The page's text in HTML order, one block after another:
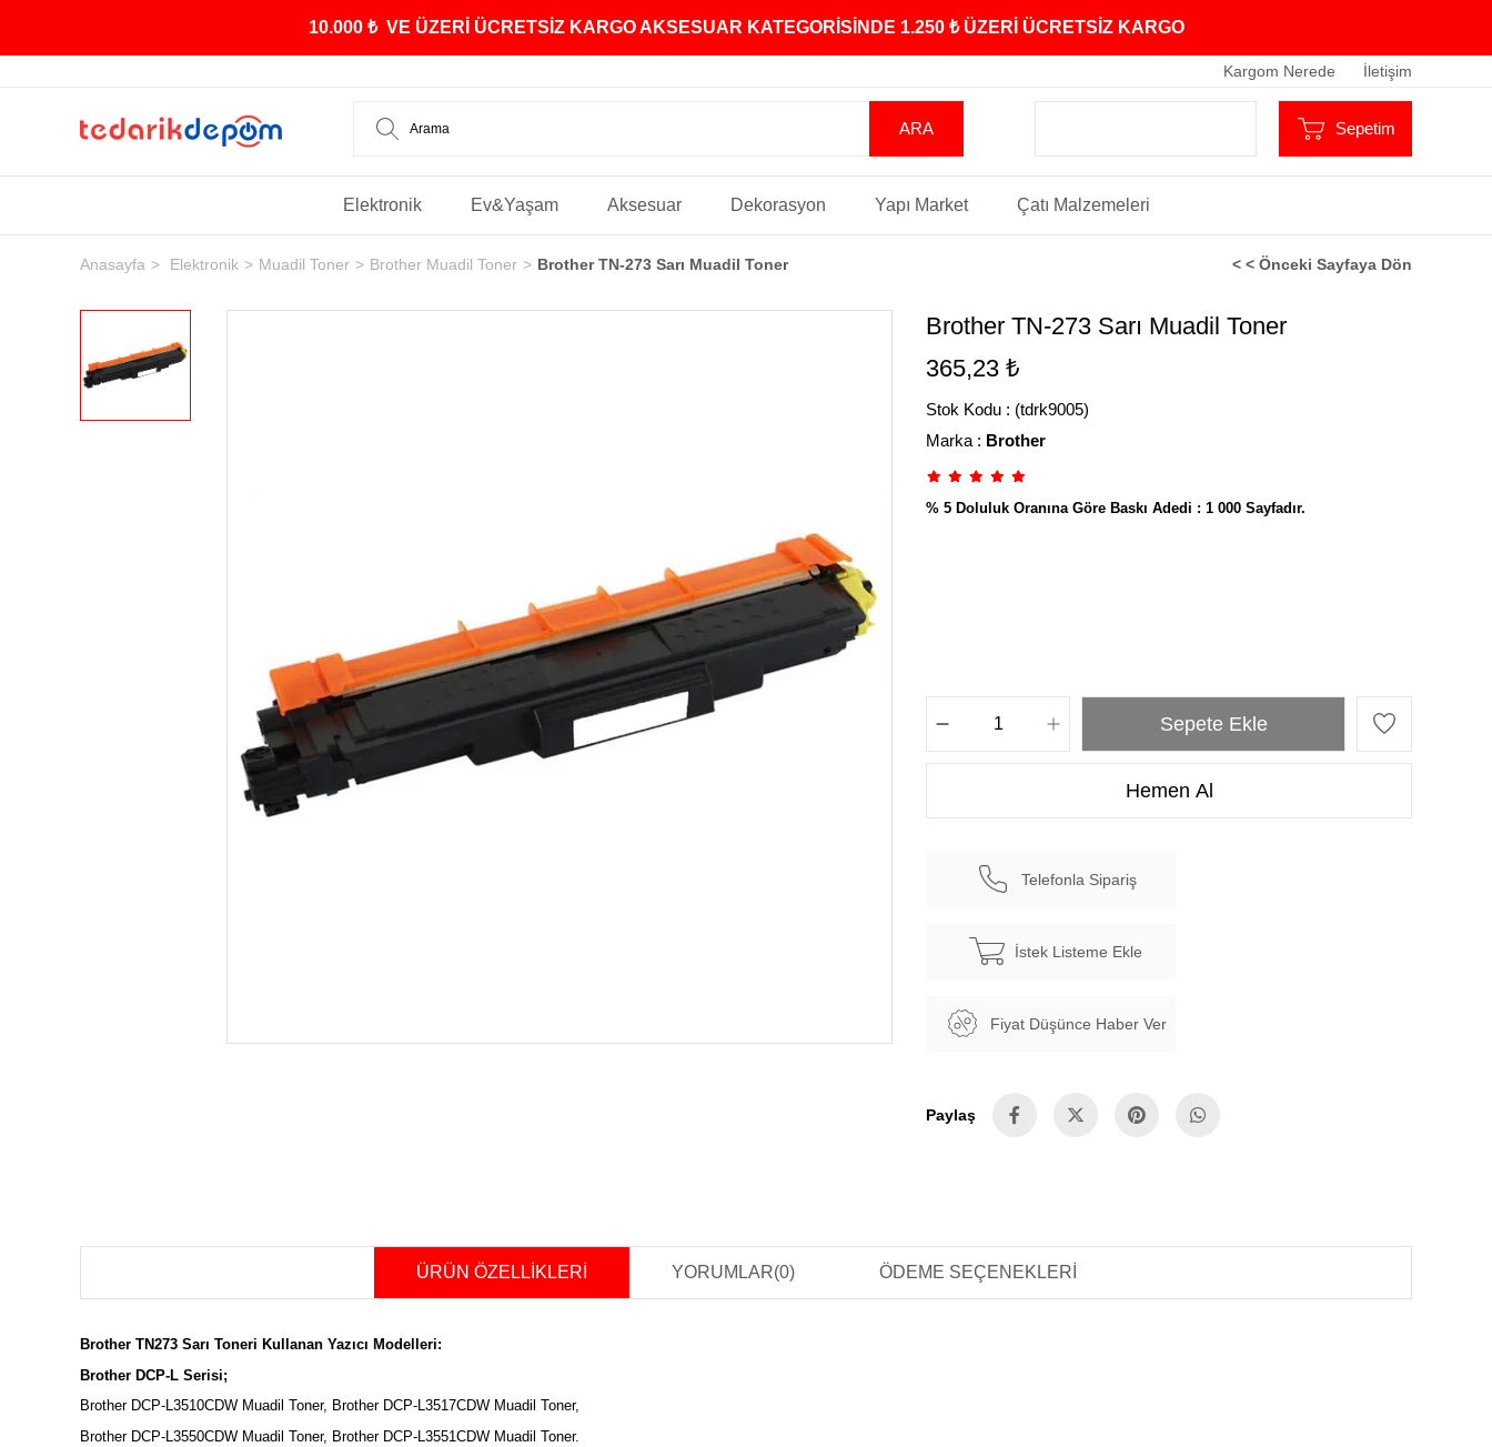
10.000 ₺ VE ÜZERİ ÜCRETSİZ KARGO AKSESUAR KATEGORİSİNDE 1.250 ₺ ÜZERİ ÜCRETSİZ KARGO
Kargom Nerede İletişim
Sepetim
Elektronik Ev&Yaşam Aksesuar Dekorasyon Yapı Market Çatı Malzemeleri
Anasayfa Elektronik Muadil Toner Brother Muadil Toner Brother TN-273 Sarı Muadil Toner < < Önceki Sayfaya Dön
Brother TN-273 Sarı Muadil Toner
365,23 ₺
Stok Kodu
(tdrk9005)
Marka : Brother
% 5 Doluluk Oranına Göre Baskı Adedi : 1 000 Sayfadır.
Telefonla Sipariş
İstek Listeme Ekle
Fiyat Düşünce Haber Ver
Paylaş
ÜRÜN ÖZELLIKLERI YORUMLAR(0) ÖDEME SEÇENEKLERI
Brother TN273 Sarı Toneri Kullanan Yazıcı Modelleri:
Brother DCP-L Serisi;
Brother DCP-L3510CDW Muadil Toner, Brother DCP-L3517CDW Muadil Toner,
Brother DCP-L3550CDW Muadil Toner, Brother DCP-L3551CDW Muadil Toner.